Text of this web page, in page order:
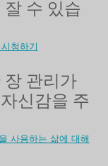
잘 수 있습
청하기
장 관리가
신감을 주
사용하는 삶에 대해